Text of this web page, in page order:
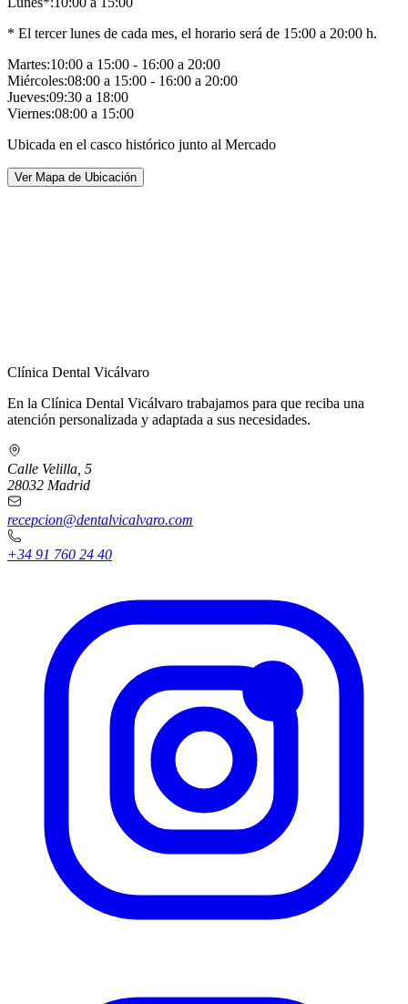
* El tercer lunes de cada mes, el horario será de 15:00 a 20:00 h.
Martes:10:00 a 15:00 - 16:00 a 20:00
Miércoles:08:00 a 15:00 - 16:00 a 20:00
Jueves:09:30 a 18:00
Viernes:08:00 a 15:00
Ubicada en el casco histórico junto al Mercado
Ver Mapa de Ubicación
Clínica Dental Vicálvaro
En la Clínica Dental Vicálvaro trabajamos para que reciba una
atención personalizada y adaptada a sus necesidades.
Calle Velilla, 5
28032 Madrid
recepcion@dentalvicalvaro.com
+34 91 760 24 40